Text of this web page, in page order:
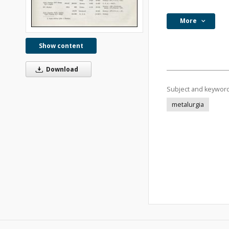
Show content
Download
More
Subject and
metalurgia